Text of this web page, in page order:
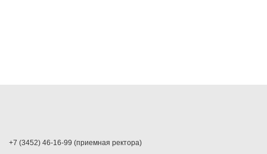
+7 (3452) 46-16-99 (приемная ректора)